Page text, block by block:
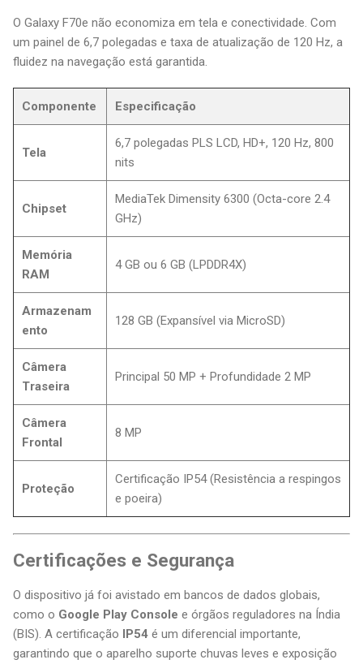
O Galaxy F70e não economiza em tela e conectividade. Com
um painel de 6,7 polegadas e taxa de atualização de 120 Hz, a
fluidez na navegação está garantida.
Componente Especificação
Tela
6,7 polegadas PLS LCD, HD+, 120 Hz, 800
nits
Chipset
MediaTek Dimensity 6300 (Octa-core 2.4
GHz)
Memória
RAM
4 GB ou 6 GB (LPDDR4X)
Armazenam
ento
128 GB (Expansível via MicroSD)
Câmera
Traseira
Principal 50 MP + Profundidade 2 MP
Câmera
Frontal
8 MP
Proteção
Certificação IP54 (Resistência a respingos
e poeira)
Certificações e Segurança
O dispositivo já foi avistado em bancos de dados globais,
como o Google Play Console e órgãos reguladores na Índia
(BIS). A certificação IP54 é um diferencial importante,
garantindo que o aparelho suporte chuvas leves e exposição